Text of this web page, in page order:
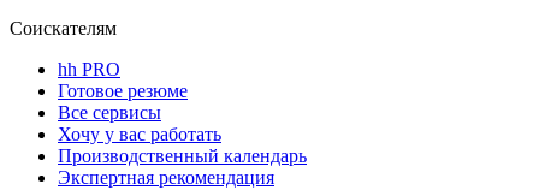
Соискателям
hh PRO
Готовое резюме
Все сервисы
Хочу у вас работать
Производственный календарь
Экспертная рекомендация